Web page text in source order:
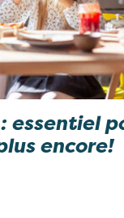
essentiel
encore!